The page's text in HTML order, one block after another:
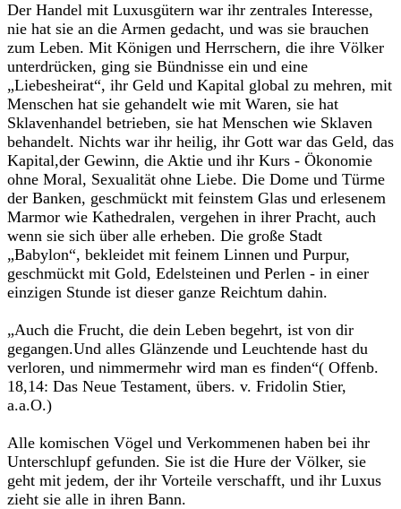
Der Handel mit Luxusgütern war ihr zentrales Interesse,
nie hat sie an die Armen gedacht, und was sie brauchen
zum Leben. Mit Königen und Herrschern, die ihre Völker
unterdrücken, ging sie Bündnisse ein und eine
„Liebesheirat“, ihr Geld und Kapital global zu mehren, mit
Menschen hat sie gehandelt wie mit Waren, sie hat
Sklavenhandel betrieben, sie hat Menschen wie Sklaven
behandelt. Nichts war ihr heilig, ihr Gott war das Geld, das
Kapital,der Gewinn, die Aktie und ihr Kurs - Ökonomie
ohne Moral, Sexualität ohne Liebe. Die Dome und Türme
der Banken, geschmückt mit feinstem Glas und erlesenem
Marmor wie Kathedralen, vergehen in ihrer Pracht, auch
wenn sie sich über alle erheben. Die große Stadt
„Babylon“, bekleidet mit feinem Linnen und Purpur,
geschmückt mit Gold, Edelsteinen und Perlen - in einer
einzigen Stunde ist dieser ganze Reichtum dahin.
„Auch die Frucht, die dein Leben begehrt, ist von dir
gegangen.Und alles Glänzende und Leuchtende hast du
verloren, und nimmermehr wird man es finden“( Offenb.
18,14: Das Neue Testament, übers. v. Fridolin Stier,
a.a.O.)
Alle komischen Vögel und Verkommenen haben bei ihr
Unterschlupf gefunden. Sie ist die Hure der Völker, sie
geht mit jedem, der ihr Vorteile verschafft, und ihr Luxus
zieht sie alle in ihren Bann.